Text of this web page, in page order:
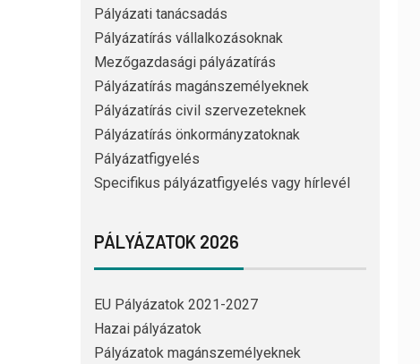
Pályázati tanácsadás
Pályázatírás vállalkozásoknak
Mezőgazdasági pályázatírás
Pályázatírás magánszemélyeknek
Pályázatírás civil szervezeteknek
Pályázatírás önkormányzatoknak
Pályázatfigyelés
Specifikus pályázatfigyelés vagy hírlevél
PÁLYÁZATOK 2026
EU Pályázatok 2021-2027
Hazai pályázatok
Pályázatok magánszemélyeknek